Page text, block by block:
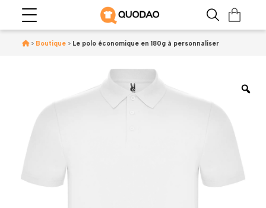
> Boutique > Le polo économique en 180g à personnaliser